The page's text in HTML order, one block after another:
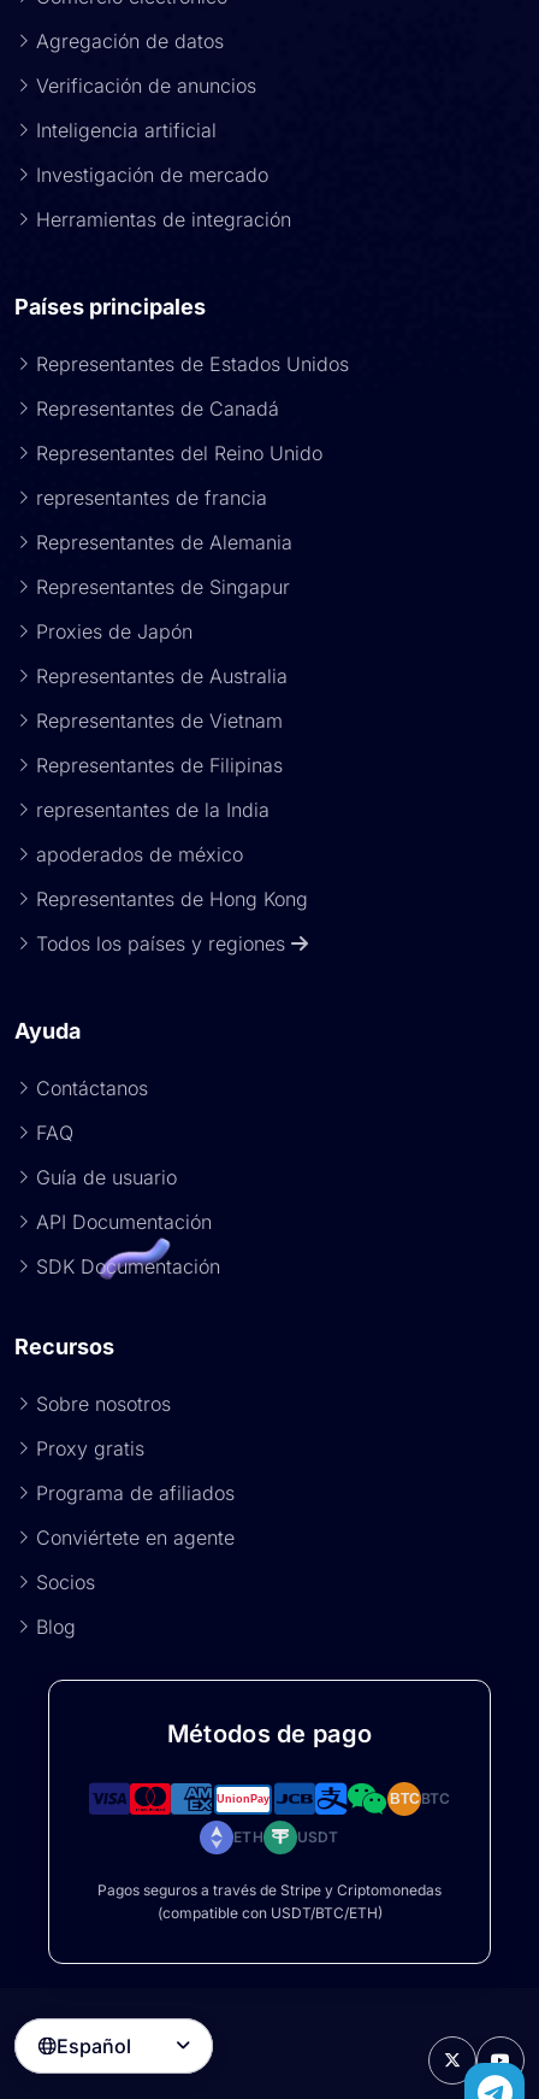
Agregación de datos
Verificación de anuncios
Inteligencia artificial
Investigación de mercado
Herramientas de integración
Países principales
Representantes de Estados Unidos
Representantes de Canadá
Representantes del Reino Unido
representantes de francia
Representantes de Alemania
Representantes de Singapur
Proxies de Japón
Representantes de Australia
Representantes de Vietnam
Representantes de Filipinas
representantes de la India
apoderados de méxico
Representantes de Hong Kong
Todos los países y regiones
Ayuda
Contáctanos
FAQ
Guía de usuario
API Documentación
SDK Documentación
Recursos
Sobre nosotros
Proxy gratis
Programa de afiliados
Conviértete en agente
Socios
Blog
Métodos de pago
BTCBTC
ETH USDT
Pagos seguros a través de Stripe y Criptomonedas
(compatible con USDT/BTC/ETH)
Español 